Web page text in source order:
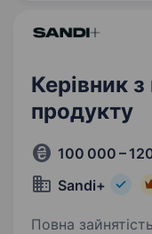
Керівник
продукту
100 000 –
Sandi+
Повна